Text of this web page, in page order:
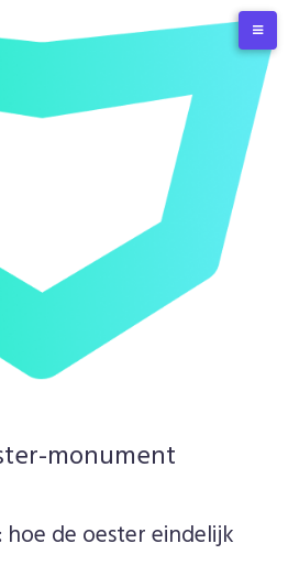
monument
de oester eindelijk